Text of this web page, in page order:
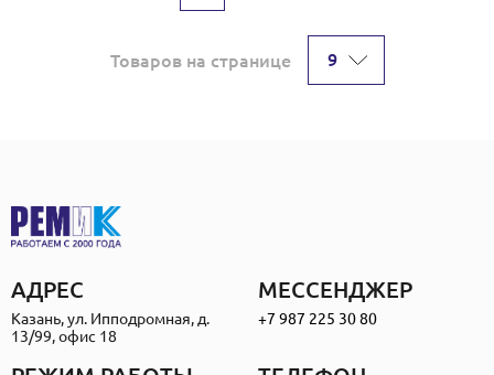
Товаров на странице 9
АДРЕС
Казань, ул. Ипподромная, д.
13/99, офис 18
МЕССЕНДЖЕР
+7 987 225 30 80